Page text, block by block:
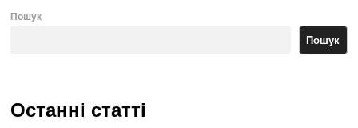
Пошук
Пошук
Останні статті